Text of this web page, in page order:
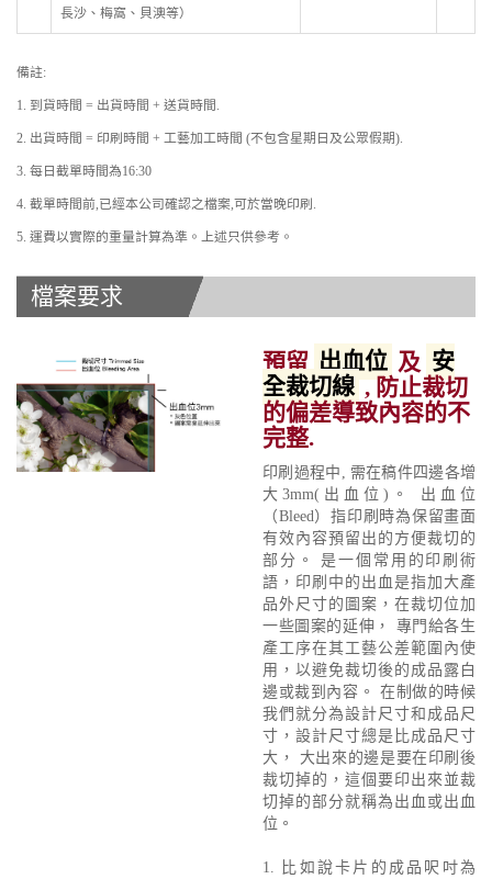
長沙、梅窩、貝澳等）
備註:
1. 到貨時間 = 出貨時間 + 送貨時間.
2. 出貨時間 = 印刷時間 + 工藝加工時間 (不包含星期日及公眾假期).
3. 每日截單時間為16:30
4. 截單時間前,已經本公司確認之檔案,可於當晚印刷.
5. 運費以實際的重量計算為準。上述只供參考。
檔案要求
預留 出血位 及 安
全裁切線, 防止裁切
的偏差導致內容的不
完整.
印刷過程中, 需在稿件四邊各增
大3mm(出血位)。 出血位
（Bleed）指印刷時為保留畫面
有效內容預留出的方便裁切的
部分。 是一個常用的印刷術
語，印刷中的出血是指加大產
品外尺寸的圖案，在裁切位加
一些圖案的延伸， 專門給各生
產工序在其工藝公差範圍內使
用，以避免裁切後的成品露白
邊或裁到內容。 在制做的時候
我們就分為設計尺寸和成品尺
寸，設計尺寸總是比成品尺寸
大， 大出來的邊是要在印刷後
裁切掉的，這個要印出來並裁
切掉的部分就稱為出血或出血
位。
1. 比如說卡片的成品呎吋為